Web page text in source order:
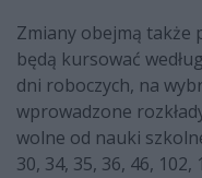
Zmiany obejmą także
będą kursować
dni roboczych, na
wprowadzone
wolne od nauki
30, 34, 35, 36, 46, 102,